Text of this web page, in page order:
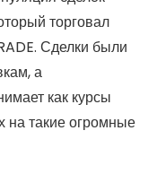
торговал
Сделки были
а
как курсы
на такие огромные